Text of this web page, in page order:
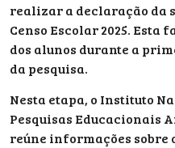
realizar a declaração da
Censo Escolar 2025. Esta
dos alunos durante a
da pesquisa.
Nesta etapa, o Instituto
Pesquisas Educacionais
reúne informações sobre